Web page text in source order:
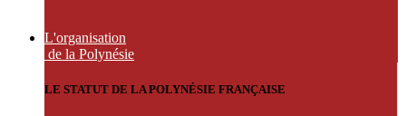
L'organisation
de la Polynésie
LE STATUT DE LA POLYNÉSIE FRANÇAISE